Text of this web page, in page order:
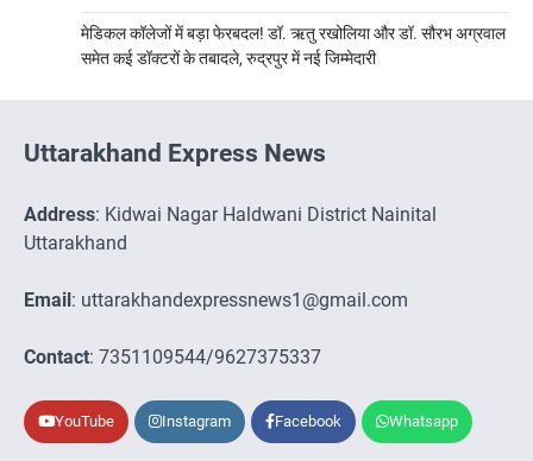
मेडिकल कॉलेजों में बड़ा फेरबदल! डॉ. ऋतु रखोलिया और डॉ. सौरभ अग्रवाल
समेत कई डॉक्टरों के तबादले, रुद्रपुर में नई जिम्मेदारी
Uttarakhand Express News
Address: Kidwai Nagar Haldwani District Nainital
Uttarakhand
Email: uttarakhandexpressnews1@gmail.com
Contact: 7351109544/9627375337
YouTube Instagram Facebook Whatsapp